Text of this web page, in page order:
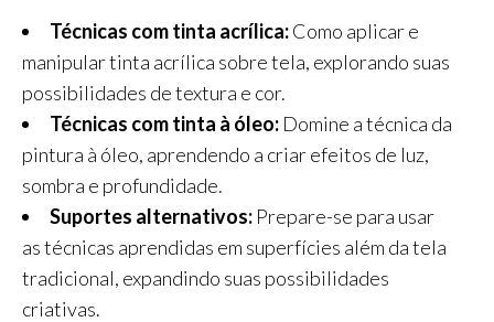
Técnicas com tinta acrílica:Como aplicar e
manipular tinta acrílica sobre tela, explorando suas
possibilidades de textura e cor.
Técnicas com tinta à óleo: Domine a técnica da
pintura à óleo, aprendendo a criar efeitos de luz,
sombra e profundidade.
Suportes alternativos: Prepare-se para usar
as técnicas aprendidas em superfícies além da tela
tradicional, expandindo suas possibilidades
criativas.